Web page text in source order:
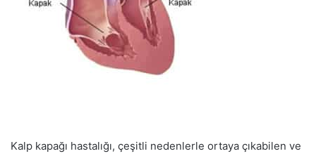
Kalp kapağı hastalığı, çeşitli nedenlerle ortaya çıkabilen ve